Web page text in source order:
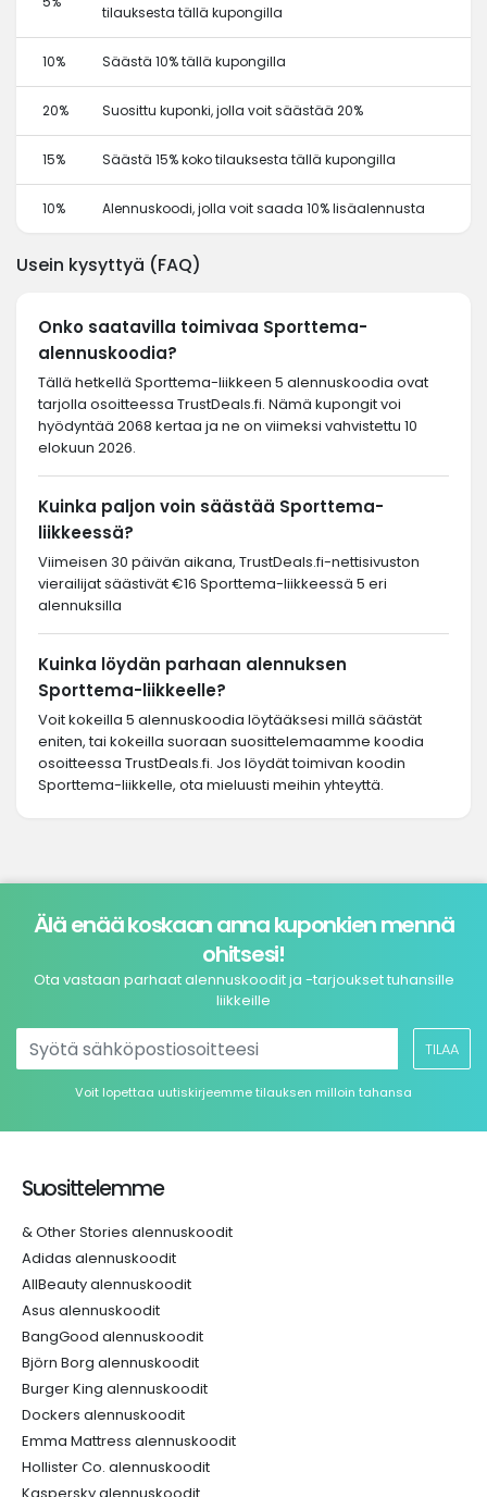
tilauksesta tällä kupongilla
10% Säästä 10% tällä kupongilla
20% Suosittu kuponki, jolla voit säästää 20%
15% Säästä 15% koko tilauksesta tällä kupongilla
10% Alennuskoodi, jolla voit saada 10% lisäalennusta
Usein kysyttyä (FAQ)
Onko saatavilla toimivaa Sporttema-
alennuskoodia?
Tällä hetkellä Sporttema-liikkeen 5 alennuskoodia ovat
tarjolla osoitteessa TrustDeals.fi. Nämä kupongit voi
hyödyntää 2068 kertaa ja ne on viimeksi vahvistettu 10
elokuun 2026.
Kuinka paljon voin säästää Sporttema-
liikkeessä?
Viimeisen 30 päivän aikana, TrustDeals.fi-nettisivuston
vierailijat säästivät €16 Sporttema-liikkeessä 5 eri
alennuksilla
Kuinka löydän parhaan alennuksen
Sporttema-liikkeelle?
Voit kokeilla 5 alennuskoodia löytääksesi millä säästät
eniten, tai kokeilla suoraan suosittelemaamme koodia
osoitteessa TrustDeals.fi. Jos löydät toimivan koodin
Sporttema-liikkelle, ota mieluusti meihin yhteyttä.
Älä enää koskaan anna kuponkien mennä
ohitsesi!
Ota vastaan parhaat alennuskoodit ja -tarjoukset tuhansille
liikkeille
TILAA
Voit lopettaa uutiskirjeemme tilauksen milloin tahansa
Suosittelemme
& Other Stories alennuskoodit
Adidas alennuskoodit
AllBeauty alennuskoodit
Asus alennuskoodit
BangGood alennuskoodit
Björn Borg alennuskoodit
Burger King alennuskoodit
Dockers alennuskoodit
Emma Mattress alennuskoodit
Hollister Co. alennuskoodit